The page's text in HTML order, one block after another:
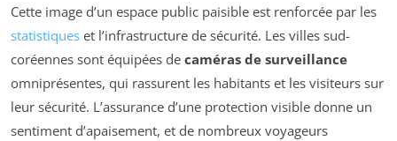
Cette image d’un espace public paisible est renforcée par les
statistiques et l’infrastructure de sécurité. Les villes sud-
coréennes sont équipées de caméras de surveillance
omniprésentes, qui rassurent les habitants et les visiteurs sur
leur sécurité. L’assurance d’une protection visible donne un
sentiment d’apaisement, et de nombreux voyageurs